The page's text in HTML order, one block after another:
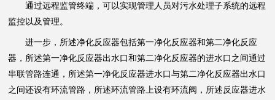
通过远程监管终端，可以实现管理人员对污水处理子系统的远程
监控以及管理。
进一步，所述净化反应器包括第一净化反应器和第二净化反应
器，所述第一净化反应器出水口和第二净化反应器的进水口之间通过
串联管路连通，所述第一净化反应器进水口与第二净化反应器出水口
之间还设有环流管路，所述环流管路上设有环流阀，所述反应器进水